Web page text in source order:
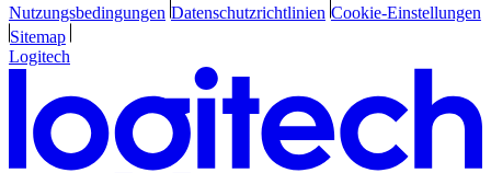
Nutzungsbedingungen Datenschutzrichtlinien Cookie-Einstellungen
Sitemap
Logitech